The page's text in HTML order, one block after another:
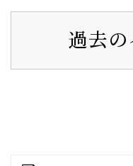
過去